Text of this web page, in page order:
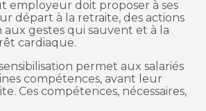
employeur doit proposer à ses
départ à la retraite, des actions
aux gestes qui sauvent et à la
cardiaque.
permet aux salariés
compétences, avant leur
Ces compétences, nécessaires,